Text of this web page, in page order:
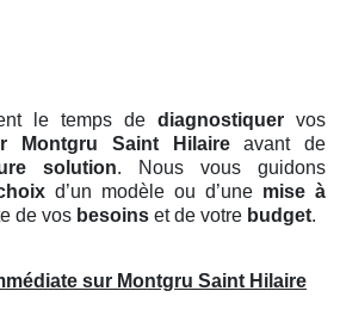
le temps de diagnostiquer vos
Montgru Saint Hilaireavant de
solution. Nous vous guidons
d’un modèle ou d’une mise à
de vos besoins et de votre budget.
sur Montgru Saint Hilaire